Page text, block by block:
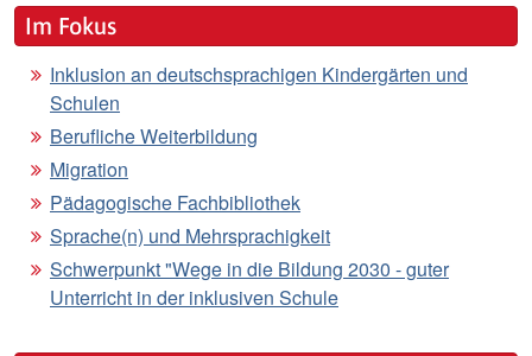
Im Fokus
Inklusion an deutschsprachigen Kindergärten und
Schulen
Berufliche Weiterbildung
Migration
Pädagogische Fachbibliothek
Sprache(n) und Mehrsprachigkeit
Schwerpunkt "Wege in die Bildung 2030 - guter
Unterricht in der inklusiven Schule